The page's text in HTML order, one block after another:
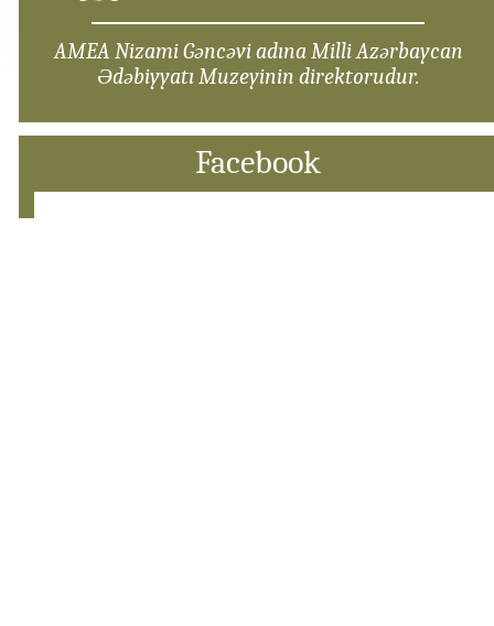
AMEA Nizami Gəncəvi adına Milli Azərbaycan
Ədəbiyyatı Muzeyinin direktorudur.
Facebook